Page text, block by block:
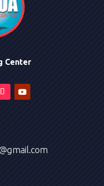
Center